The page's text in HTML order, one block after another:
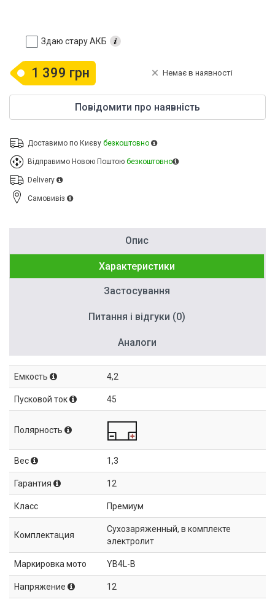
Здаю стару АКБ
1 399 грн Немає в наявності
Повідомити про наявність
Доставимо по Києву безкоштовно
Відправимо Новою Поштою безкоштовно
Delivery
Cамовивіз
Опис
Характеристики
Застосування
Питання і відгуки (0)
Аналоги
Емкость 4,2
Пусковой ток 45
Полярность
Вес 1,3
Гарантия 12
Класс Премиум
Комплектация
Сухозаряженный, в комплекте
электролит
Маркировка мото YB4L-B
Напряжение 12